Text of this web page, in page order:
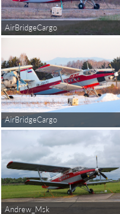
AirBridgeCargo
AirBridgeCargo
Andrew_Msk